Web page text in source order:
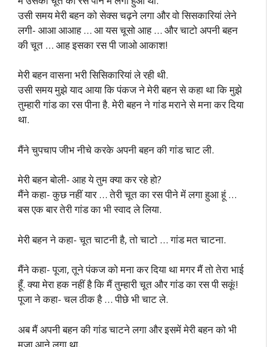
उसी समय मेरी बहन को सेक्स चढ़ने लगा और वो सिसकारियां लेने
लगी- आआ आआह … आ यस चूसो आह … और चाटो अपनी बहन
की चूत … आह इसका रस पी जाओ आकाश!
मेरी बहन वासना भरी सिसिकारियां ले रही थी.
उसी समय मुझे याद आया कि पंकज ने मेरी बहन से कहा था कि मुझे
तुम्हारी गांड का रस पीना है. मेरी बहन ने गांड मराने से मना कर दिया
था.
मैंने चुपचाप जीभ नीचे करके अपनी बहन की गांड चाट ली.
मेरी बहन बोली- आह ये तुम क्या कर रहे हो?
मैंने कहा- कुछ नहीं यार … तेरी चूत का रस पीने में लगा हुआ हूं …
बस एक बार तेरी गांड का भी स्वाद ले लिया.
मेरी बहन ने कहा- चूत चाटनी है, तो चाटो … गांड मत चाटना.
मैंने कहा- पूजा, तूने पंकज को मना कर दिया था मगर मैं तो तेरा भाई
हूँ. क्या मेरा हक नहीं है कि मैं तुम्हारी चूत और गांड का रस पी सकूं!
पूजा ने कहा- चल ठीक है … पीछे भी चाट ले.
अब मैं अपनी बहन की गांड चाटने लगा और इसमें मेरी बहन को भी
मजा आने लगा था.